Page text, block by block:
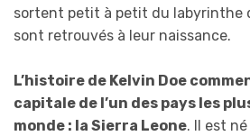
sortent petit à petit du labyrinthe
sont retrouvés à leur naissance.
L’histoire de Kelvin Doe
capitale de l’un des pays les
monde : la Sierra Leone. Il est